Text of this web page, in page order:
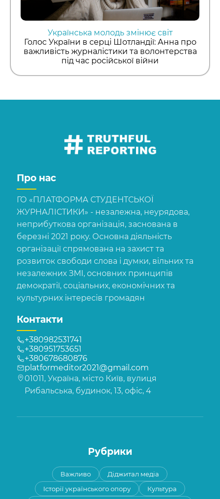
Українська молодь змінює світ
Голос України в серці Шотландії: Анна про
важливість журналістики та волонтерства
під час російської війни
Про нас
ГО «ПЛАТФОРМА СТУДЕНТСЬКОЇ
ЖУРНАЛІСТИКИ» - незалежна, неурядова,
неприбуткова організація, заснована в
березні 2021 року. Основна діяльність
організації спрямована на захист та
розвиток свободи слова і думки, вільних та
незалежних ЗМІ, основних принципів
демократії, соціальних, економічних та
культурних інтересів громадян
Контакти
+380982531741
+380951753651
+380678680876
platformeditor2021@gmail.com
01011, Україна, місто Київ, вулиця
Рибальська, будинок, 13, офіс, 4
Рубрики
Важливо
Діджитал медіа
Історії українського опору
Культура